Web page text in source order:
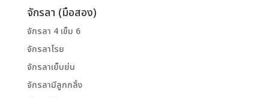
จักรลา (มือสอง)
จักรลา 4 เข็ม 6
จักรลาโรย
จักรลาเย็บย่น
จักรลามีลูกกลิ้ง